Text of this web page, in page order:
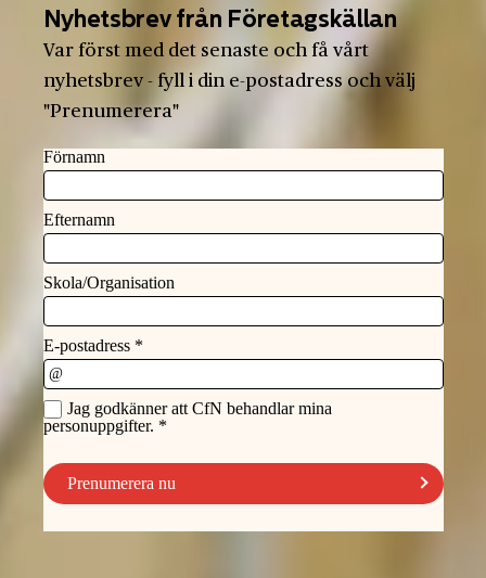
Nyhetsbrev från Företagskällan
Var först med det senaste och få vårt
nyhetsbrev - fyll i din e-postadress och välj
"Prenumerera"